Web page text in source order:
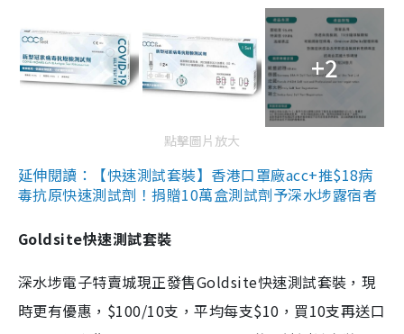
+2
點擊圖片放大
延伸閱讀：【快速測試套裝】香港口罩廠acc+推$18病
毒抗原快速測試劑！捐贈10萬盒測試劑予深水埗露宿者
Goldsite快速測試套裝
深水埗電子特賣城現正發售Goldsite快速測試套裝，現
時更有優惠，$100/10支，平均每支$10，買10支再送口